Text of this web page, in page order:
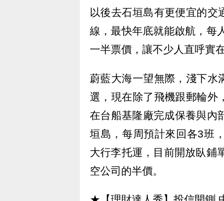
以後去石垣島有更便宜的交
線，最快年底就能啟航，每
一半票價，讓不少人直呼實
蔚藍大海一望無際，淺下水
選，現在除了飛機跟郵輪外
在台船基隆廠完成保養與內
垣島，每周預計來回各3班
大行李托運，目前開放臥鋪
空公司的半價。